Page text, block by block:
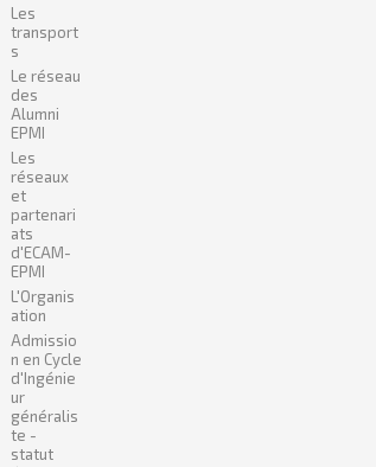
Les
transport
s
Le réseau
des
Alumni
EPMI
Les
réseaux
et
partenari
ats
d'ECAM-
EPMI
L'Organis
ation
Admissio
n en Cycle
d'Ingénie
ur
généralis
te -
statut